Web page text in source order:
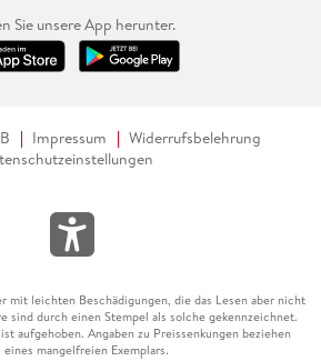
Sie unsere App herunter.
Impressum
Widerrufsbelehrung
mit leichten Beschädigungen, die das Lesen aber nicht
sind durch einen Stempel als solche gekennzeichnet.
aufgehoben. Angaben zu Preissenkungen beziehen
mangelfreien Exemplars.